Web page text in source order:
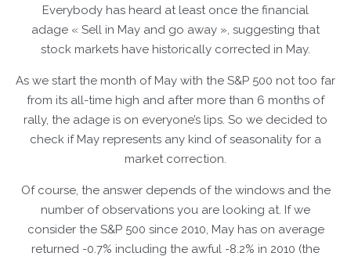
Everybody has heard at least once the financial
adage « Sell in May and go away », suggesting that
stock markets have historically corrected in May.
As we start the month of May with the S&P 500 not too far
from its all-time high and after more than 6 months of
rally, the adage is on everyone’s lips. So we decided to
check if May represents any kind of seasonality for a
market correction.
Of course, the answer depends of the windows and the
number of observations you are looking at. If we
consider the S&P 500 since 2010, May has on average
returned -0.7% including the awful -8.2% in 2010 (the